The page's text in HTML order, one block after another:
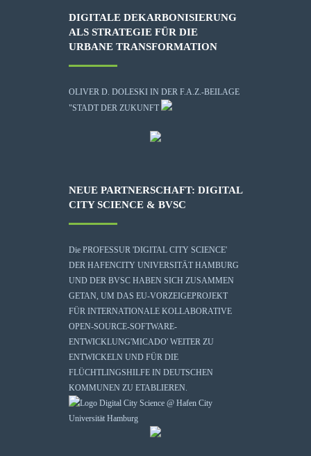
DIGITALE DEKARBONISIERUNG
ALS STRATEGIE FÜR DIE
URBANE TRANSFORMATION
OLIVER D. DOLESKI IN DER F.A.Z.-BEILAGE
"STADT DER ZUKUNFT
NEUE PARTNERSCHAFT: DIGITAL
CITY SCIENCE & BVSC
Die PROFESSUR 'DIGITAL CITY SCIENCE'
DER HAFENCITY UNIVERSITÄT HAMBURG
UND DER BVSC HABEN SICH ZUSAMMEN
GETAN, UM DAS EU-VORZEIGEPROJEKT
FÜR INTERNATIONALE KOLLABORATIVE
OPEN-SOURCE-SOFTWARE-
ENTWICKLUNG'MICADO' WEITER ZU
ENTWICKELN UND FÜR DIE
FLÜCHTLINGSHILFE IN DEUTSCHEN
KOMMUNEN ZU ETABLIEREN.